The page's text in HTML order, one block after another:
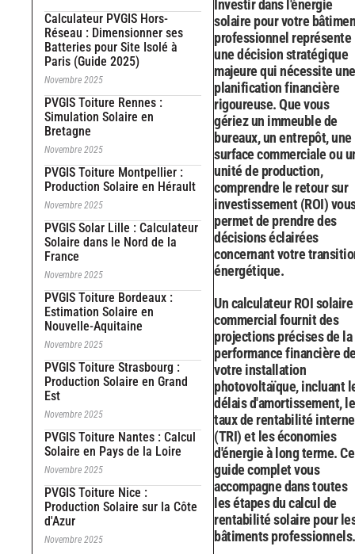
Calculateur PVGIS Hors-
Réseau : Dimensionner ses
Batteries pour Site Isolé à
Paris (Guide 2025)
Novembre 2025
PVGIS Toiture Rennes :
Simulation Solaire en
Bretagne
Novembre 2025
PVGIS Toiture Montpellier :
Production Solaire en Hérault
Novembre 2025
PVGIS Solar Lille : Calculateur
Solaire dans le Nord de la
France
Novembre 2025
PVGIS Toiture Bordeaux :
Estimation Solaire en
Nouvelle-Aquitaine
Novembre 2025
PVGIS Toiture Strasbourg :
Production Solaire en Grand
Est
Novembre 2025
PVGIS Toiture Nantes : Calcul
Solaire en Pays de la Loire
Novembre 2025
PVGIS Toiture Nice :
Production Solaire sur la Côte
d'Azur
Novembre 2025
Investir dans l'énergie
solaire pour votre
professionnel représente
une décision stratégique
majeure qui nécessite une
planification financière
rigoureuse. Que vous
gériez un immeuble de
bureaux, un entrepôt, une
surface commerciale ou
unité de production,
comprendre le retour sur
investissement (ROI)
permet de prendre des
décisions éclairées
concernant votre
énergétique.
Un calculateur ROI solaire
commercial fournit des
projections précises de la
performance financière
votre installation
photovoltaïque, incluant
délais d'amortissement, le
taux de rentabilité interne
(TRI) et les économies
d'énergie à long terme. Ce
guide complet vous
accompagne dans toutes
les étapes du calcul de
rentabilité solaire pour
bâtiments professionnels.